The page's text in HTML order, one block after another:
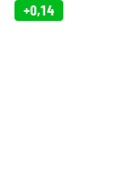
+0,14